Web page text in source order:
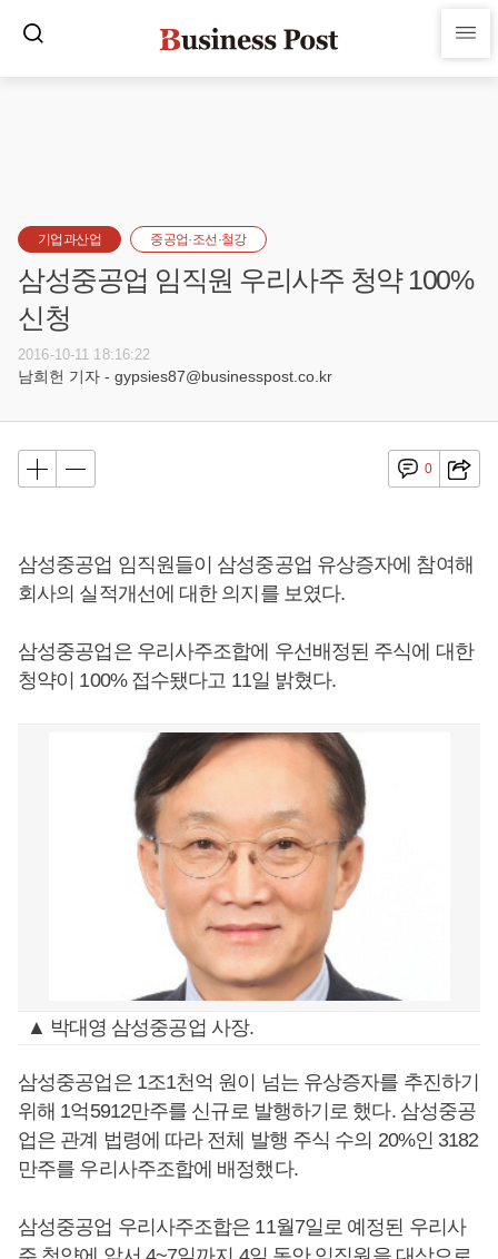
기업과산업 중공업·조선·철강
삼성중공업 임직원 우리사주 청약 100%
신청
2016-10-11 18:16:22
남희헌 기자 - gypsies87@businesspost.co.kr
0
삼성중공업 임직원들이 삼성중공업 유상증자에 참여해
회사의 실적개선에 대한 의지를 보였다.
삼성중공업은 우리사주조합에 우선배정된 주식에 대한
청약이 100% 접수됐다고 11일 밝혔다.
▲ 박대영 삼성중공업 사장.
삼성중공업은 1조1천억 원이 넘는 유상증자를 추진하기
위해 1억5912만주를 신규로 발행하기로 했다. 삼성중공
업은 관계 법령에 따라 전체 발행 주식 수의 20%인 3182
만주를 우리사주조합에 배정했다.
삼성중공업 우리사주조합은 11월7일로 예정된 우리사